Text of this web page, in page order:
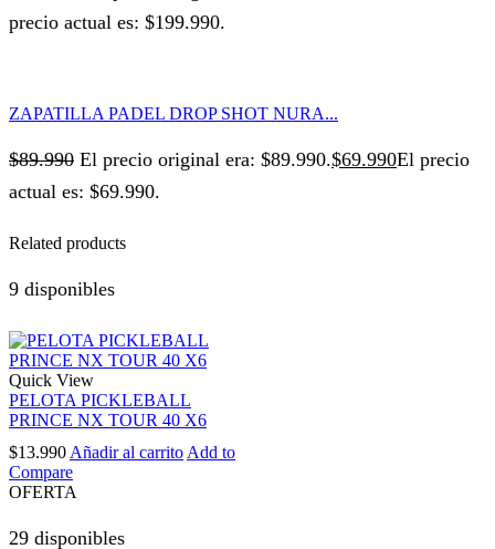
precio actual es: $199.990.
ZAPATILLA PADEL DROP SHOT NURA...
$89.990 El precio original era: $89.990.$69.990El precio
actual es: $69.990.
Related products
9 disponibles
Quick View
PELOTA PICKLEBALL
PRINCE NX TOUR 40 X6
$13.990 Añadir al carrito Add to
Compare
OFERTA
29 disponibles